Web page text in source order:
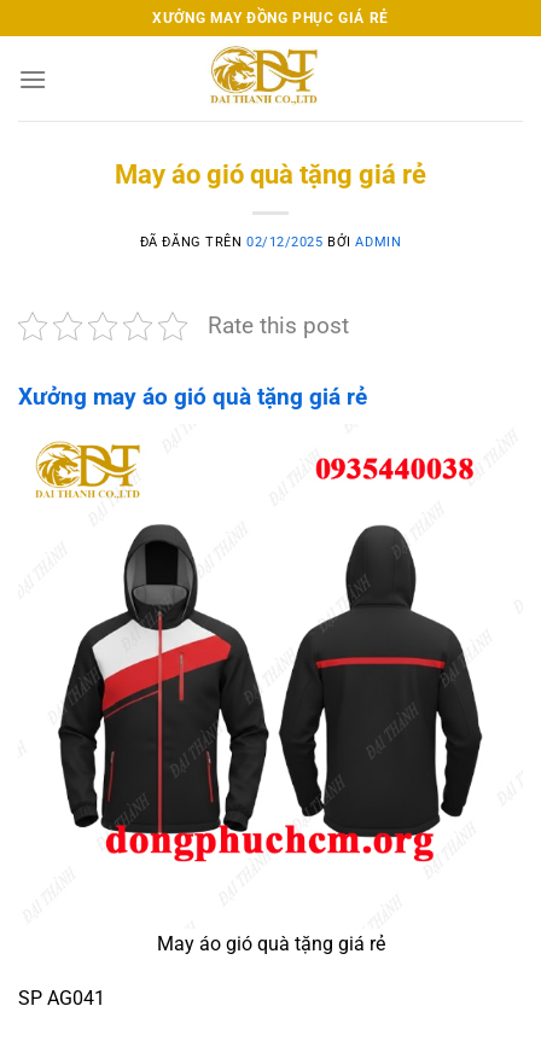
đến
nội
XƯỞNG MAY ĐỒNG PHỤC GIÁ RẺ
May áo gió quà tặng giá rẻ
ĐÃ ĐĂNG TRÊN02/12/2025 BỞIADMIN
Rate this post
Xưởng may áo gió quà tặng giá rẻ
May áo gió quà tặng giá rẻ
SP AG041